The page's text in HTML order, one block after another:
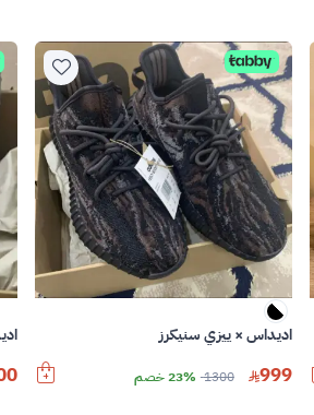
اديداس × ييزي سنيكرز
999
1300 23% خصم